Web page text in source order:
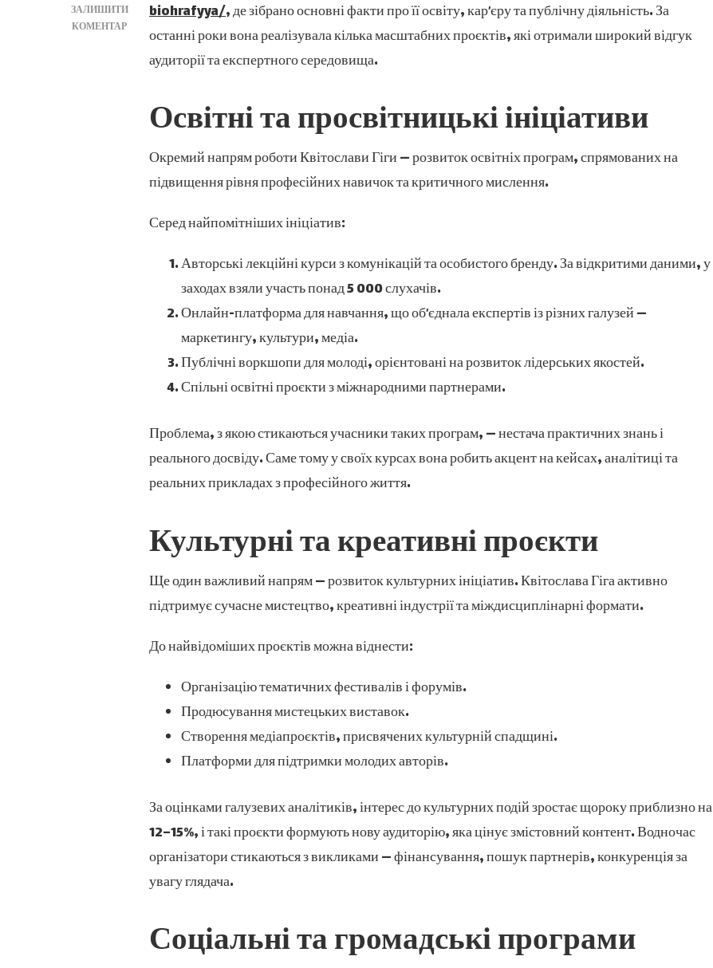
ЗАЛИШИТИ
КОМЕНТАРДО
НАЙВІДОМІШІ
ГІГИ?
biohrafyya/, де зібрано основні факти про її освіту, кар’єру та публічну діяльність. За
останні роки вона реалізувала кілька масштабних проєктів, які отримали широкий відгук
аудиторії та експертного середовища.
Освітні та просвітницькі ініціативи
Окремий напрям роботи Квітослави Гіги — розвиток освітніх програм, спрямованих на
підвищення рівня професійних навичок та критичного мислення.
Серед найпомітніших ініціатив:
Авторські лекційні курси з комунікацій та особистого бренду. За відкритими даними, у
заходах взяли участь понад 5 000 слухачів.
Онлайн-платформа для навчання, що об’єднала експертів із різних галузей —
маркетингу, культури, медіа.
Публічні воркшопи для молоді, орієнтовані на розвиток лідерських якостей.
Спільні освітні проєкти з міжнародними партнерами.
Проблема, з якою стикаються учасники таких програм, — нестача практичних знань і
реального досвіду. Саме тому у своїх курсах вона робить акцент на кейсах, аналітиці та
реальних прикладах з професійного життя.
Культурні та креативні проєкти
Ще один важливий напрям — розвиток культурних ініціатив. Квітослава Гіга активно
підтримує сучасне мистецтво, креативні індустрії та міждисциплінарні формати.
До найвідоміших проєктів можна віднести:
Організацію тематичних фестивалів і форумів.
Продюсування мистецьких виставок.
Створення медіапроєктів, присвячених культурній спадщині.
Платформи для підтримки молодих авторів.
За оцінками галузевих аналітиків, інтерес до культурних подій зростає щороку приблизно на
12–15%, і такі проєкти формують нову аудиторію, яка цінує змістовний контент. Водночас
організатори стикаються з викликами — фінансування, пошук партнерів, конкуренція за
увагу глядача.
Соціальні та громадські програми